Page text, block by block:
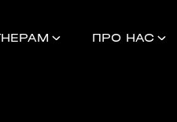
ПРО НАС